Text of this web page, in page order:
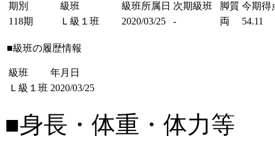
期別
級班 級班所属日 次期級班 脚質 今期得
118期
Ｌ級１班 2020/03/25 - 両 54.11
■級班の履歴情報
級班
年月日
Ｌ級１班 2020/03/25
■身長・体重・体力等